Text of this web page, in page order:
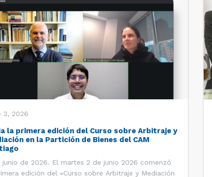
3, 2026
la primera edición del Curso sobre Arbitraje y
en la Partición de Bienes del CAM
junio de 2026. El martes 2 de junio 2026 comenzó
edición del «Curso sobre Arbitraje y Mediación